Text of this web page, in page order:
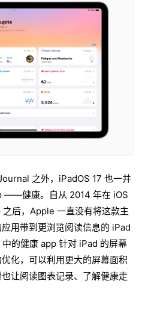
之外，iPadOS 17 也一并
——健康。自从 2014 年在 iOS
后，Apple 一直没有将这款主
用带到更浏览阅读信息的 iPad
的健康 app 针对 iPad 的屏幕
化，可以利用更大的屏幕面积
让阅读图表记录、了解健康走